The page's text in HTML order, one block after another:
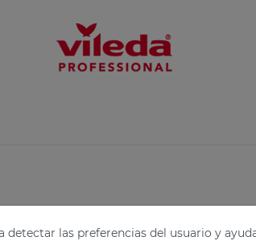
detectar las preferencias del usuario y